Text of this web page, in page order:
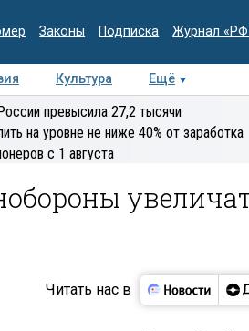
Законы Подписка Журнал «РФ
Культура Ещё
Интервью Колумнисты
превысила 27,2 тысячи
на уровне не ниже 40% от заработка
с 1 августа
Читать нас в